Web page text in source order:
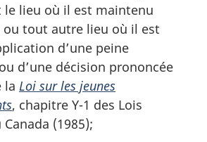
lieu où il est maintenu
ou tout autre lieu où il est
d’une peine
d’une décision prononcée
la Loi sur les jeunes
, chapitre Y-1 des Lois
(1985);